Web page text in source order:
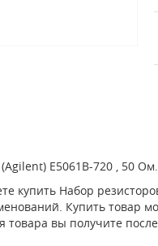
E5061B-720 , 50
купить Набор
Купить товар
вы получите